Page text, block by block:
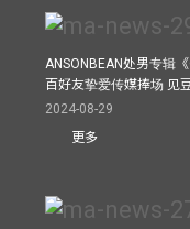
ANSONBEAN处男专辑
百好友挚爱传媒捧场 见
2024-08-29
更多